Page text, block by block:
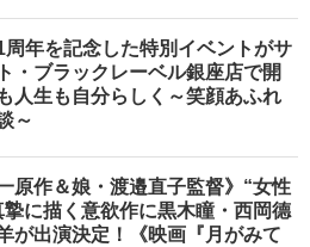
周年を記念した特別イベントがサ
・ブラックレーベル銀座店で開
生も自分らしく～笑顔あふれ
～
原作＆娘・渡邉直子監督》“女性
摯に描く意欲作に黒木瞳・西岡德
が出演決定！《映画『月がみて